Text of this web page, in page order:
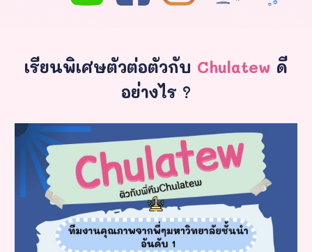
เรียนพิเศษตัวต่อตัวกับ Chulatew ดี
อย่างไร ?